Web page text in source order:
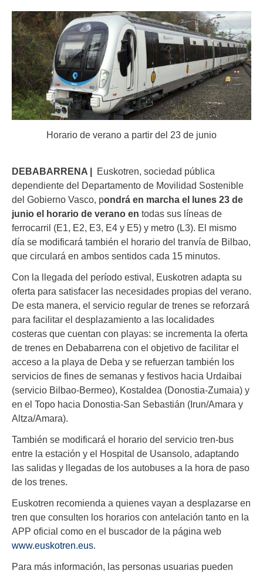
Horario de verano a partir del 23 de junio
DEBABARRENA | Euskotren, sociedad pública
dependiente del Departamento de Movilidad Sostenible
del Gobierno Vasco, pondrá en marcha el lunes 23 de
junio el horario de verano en todas sus líneas de
ferrocarril (E1, E2, E3, E4 y E5) y metro (L3). El mismo
día se modificará también el horario del tranvía de Bilbao,
que circulará en ambos sentidos cada 15 minutos.
Con la llegada del período estival, Euskotren adapta su
oferta para satisfacer las necesidades propias del verano.
De esta manera, el servicio regular de trenes se reforzará
para facilitar el desplazamiento a las localidades
costeras que cuentan con playas: se incrementa la oferta
de trenes en Debabarrena con el objetivo de facilitar el
acceso a la playa de Deba y se refuerzan también los
servicios de fines de semanas y festivos hacia Urdaibai
(servicio Bilbao-Bermeo), Kostaldea (Donostia-Zumaia) y
en el Topo hacia Donostia-San Sebastián (Irun/Amara y
Altza/Amara).
También se modificará el horario del servicio tren-bus
entre la estación y el Hospital de Usansolo, adaptando
las salidas y llegadas de los autobuses a la hora de paso
de los trenes.
Euskotren recomienda a quienes vayan a desplazarse en
tren que consulten los horarios con antelación tanto en la
APP oficial como en el buscador de la página web
www.euskotren.eus.
Para más información, las personas usuarias pueden